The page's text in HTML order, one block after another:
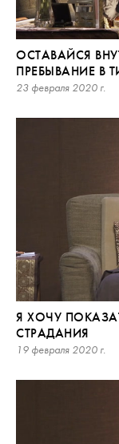
ОСТАВАЙСЯ
ПРЕБЫВАНИЕ В
23 февраля 2020 г.
Я ХОЧУ
СТРАДАНИЯ
19 февраля 2020 г.